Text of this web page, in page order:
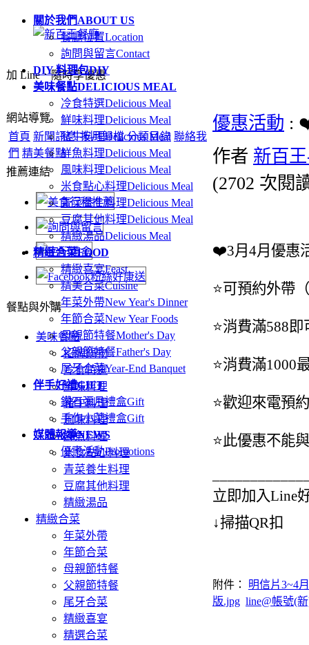
關於我們ABOUT US
餐廳位置Location
詢問與留言Contact
DIY 料理包DIY
美味餐點DELICIOUS MEAL
冷食特選Delicious Meal
鮮味料理Delicious Meal
豬牛料理Delicious Meal
鮮魚料理Delicious Meal
風味料理Delicious Meal
米食點心料理Delicious Meal
青菜養生料理Delicious Meal
豆腐其他料理Delicious Meal
精緻湯品Delicious Meal
精緻合菜FOOD
精緻喜宴Feast
精美合菜Cuisine
年菜外帶New Year's Dinner
年節合菜New Year Foods
母親節特餐Mother's Day
父親節特餐Father's Day
尾牙合菜Year-End Banquet
伴手好禮GIFT
鑽石彌月禮盒Gift
手作小菜禮盒Gift
媒體報導NEWS
優惠活動Promotions
加 Line．隨時享優惠
網站導覽
首頁 新聞訊息 按月歸檔 分類目錄 聯絡我
們 精美餐點
推薦連結
餐點與外購
美味餐點
招牌鍋物
冷食特選
鮮味料理
豬牛料理
風味料理
鮮魚料理
米食點心料理
青菜養生料理
豆腐其他料理
精緻湯品
精緻合菜
年菜外帶
年節合菜
母親節特餐
父親節特餐
尾牙合菜
精緻喜宴
精選合菜
優惠活動 :
作者 新百
(2702 次閱
❤️3月4月優惠
⭐️可預約外帶
⭐️消費滿588
⭐️消費滿1000
⭐️歡迎來電預約
⭐️此優惠不能
立即加入Line
↓掃描QR扣
附件： 明信片3~4
版.jpg line@帳號(